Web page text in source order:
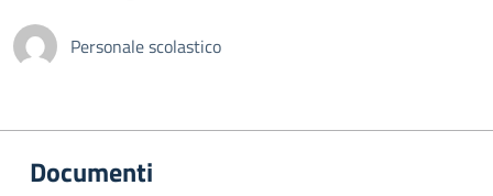
Personale scolastico
Documenti